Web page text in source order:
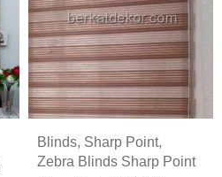
Blinds, Sharp Point,
Zebra Blinds Sharp Point